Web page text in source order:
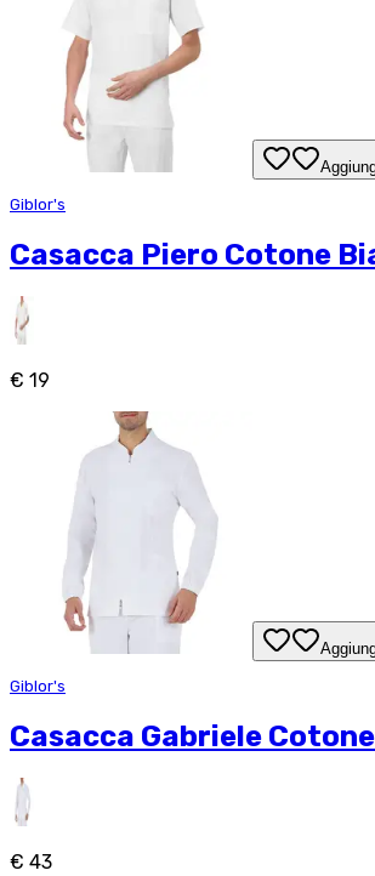
Giblor's
Casacca Piero Cotone
€ 19
Giblor's
Casacca Gabriele
€ 43